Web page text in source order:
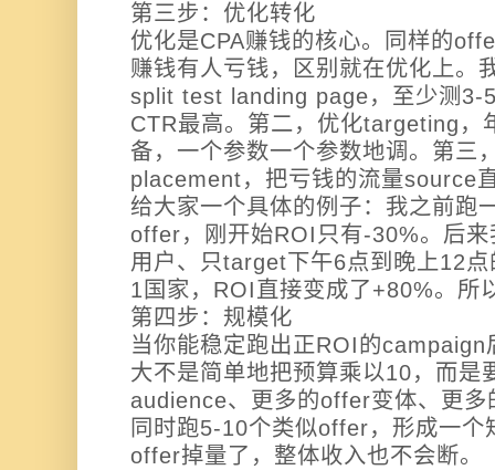
第三步：优化转化
优化是CPA赚钱的核心。同样的
赚钱有人亏钱，区别就在优化上。
split test landing page，至少测3-
CTR最高。第二，优化targeting，
备，一个参数一个参数地调。第三
placement，把亏钱的流量source
给大家一个具体的例子：我之前跑
offer，刚开始ROI只有-30%。后
用户、只target下午6点到晚上12
1国家，ROI直接变成了+80%。所
第四步：规模化
当你能稳定跑出正ROI的
大不是简单地把预算乘以10，而是
audience、更多的offer变体、更多
同时跑5-10个类似offer，形成一个
offer掉量了，整体收入也不会断。